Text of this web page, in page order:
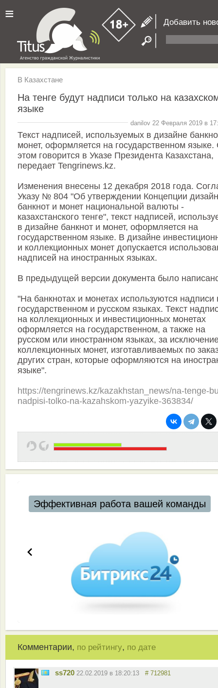
≡ Добавить
В Казахстане
На тенге будут надписи только на
языке
danilov 22 Февраля 2019 в
Текст надписей, используемых в дизайне
монет, оформляется на государственном языке.
этом говорится в Указе Президента Казахстана,
передает Tengrinews.kz.
Изменения внесены 12 декабря 2018 года.
Указу № 804 "Об утверждении Концепции
банкнот и монет национальной валюты -
казахстанского тенге", текст надписей,
в дизайне банкнот и монет, оформляется на
государственном языке. В дизайне
и коллекционных монет допускается
надписей на иностранных языках.
В предыдущей версии документа было
"На банкнотах и монетах используются надписи
государственном и русском языках. Текст
на коллекционных и инвестиционных монетах
оформляется на государственном, а также на
русском или иностранном языках, за
коллекционных монет, изготавливаемых по
других стран, которые оформляются на
языке".
https://tengrinews.kz/kazakhstan_news/na-tenge-
nadpisi-tolko-na-kazahskom-yazyike-363834/
Эффективная работа вашей команды
Комментарии, по рейтингу, по дате
ss720 22.02.2019 в 18:20:13 # 712981